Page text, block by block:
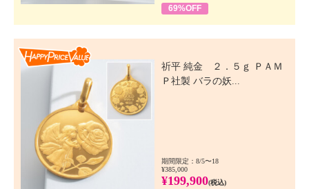
69%OFF
祈平 純金 ２．５ｇ ＰＡＭ
Ｐ社製 バラの妖...
期間限定：8/5〜18
¥385,000
¥199,900(税込)